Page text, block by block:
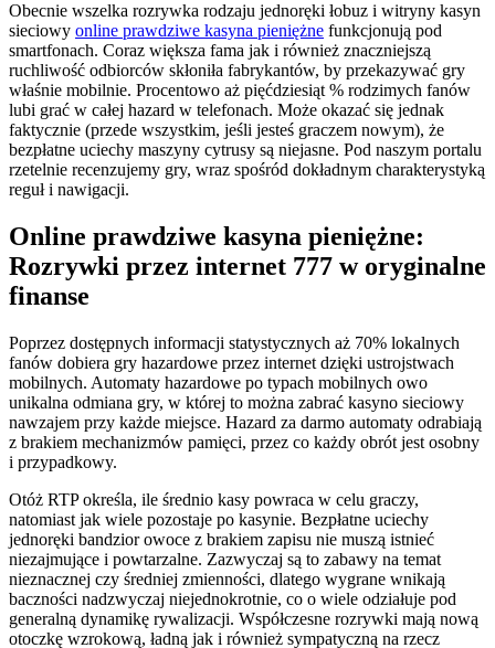
Obecnie wszelka rozrywka rodzaju jednoręki łobuz i witryny kasyn
sieciowy online prawdziwe kasyna pieniężne funkcjonują pod
smartfonach. Coraz większa fama jak i również znaczniejszą
ruchliwość odbiorców skłoniła fabrykantów, by przekazywać gry
właśnie mobilnie. Procentowo aż pięćdziesiąt % rodzimych fanów
lubi grać w całej hazard w telefonach. Może okazać się jednak
faktycznie (przede wszystkim, jeśli jesteś graczem nowym), że
bezpłatne uciechy maszyny cytrusy są niejasne. Pod naszym portalu
rzetelnie recenzujemy gry, wraz spośród dokładnym charakterystyką
reguł i nawigacji.
Online prawdziwe kasyna pieniężne:
Rozrywki przez internet 777 w oryginalne
finanse
Poprzez dostępnych informacji statystycznych aż 70% lokalnych
fanów dobiera gry hazardowe przez internet dzięki ustrojstwach
mobilnych. Automaty hazardowe po typach mobilnych owo
unikalna odmiana gry, w której to można zabrać kasyno sieciowy
nawzajem przy każde miejsce. Hazard za darmo automaty odrabiają
z brakiem mechanizmów pamięci, przez co każdy obrót jest osobny
i przypadkowy.
Otóż RTP określa, ile średnio kasy powraca w celu graczy,
natomiast jak wiele pozostaje po kasynie. Bezpłatne uciechy
jednoręki bandzior owoce z brakiem zapisu nie muszą istnieć
niezajmujące i powtarzalne. Zazwyczaj są to zabawy na temat
nieznacznej czy średniej zmienności, dlatego wygrane wnikają
baczności nadzwyczaj niejednokrotnie, co o wiele odziałuje pod
generalną dynamikę rywalizacji. Współczesne rozrywki mają nową
otoczkę wzrokową, ładną jak i również sympatyczną na rzecz